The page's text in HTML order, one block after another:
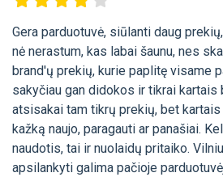
Gera parduotuvė, siūlanti daug
nė nerastum, kas labai šaunu, nes
brand'ų prekių, kurie paplitę visame
sakyčiau gan didokos ir tikrai kartais
atsisakai tam tikrų prekių, bet
kažką naujo, paragauti ar panašiai.
naudotis, tai ir nuolaidų pritaiko.
apsilankyti galima pačioje